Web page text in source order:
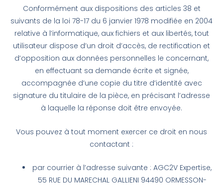
Conformément aux dispositions des articles 38 et
suivants de la loi 78-17 du 6 janvier 1978 modifiée en 2004
relative à l’informatique, aux fichiers et aux libertés, tout
utilisateur dispose d’un droit d’accès, de rectification et
d’opposition aux données personnelles le concernant,
en effectuant sa demande écrite et signée,
accompagnée d’une copie du titre d’identité avec
signature du titulaire de la pièce, en précisant l’adresse
à laquelle la réponse doit être envoyée.
Vous pouvez à tout moment exercer ce droit en nous
contactant :
par courrier à l’adresse suivante : AGC2V Expertise,
55 RUE DU MARECHAL GALLIENI 94490 ORMESSON-